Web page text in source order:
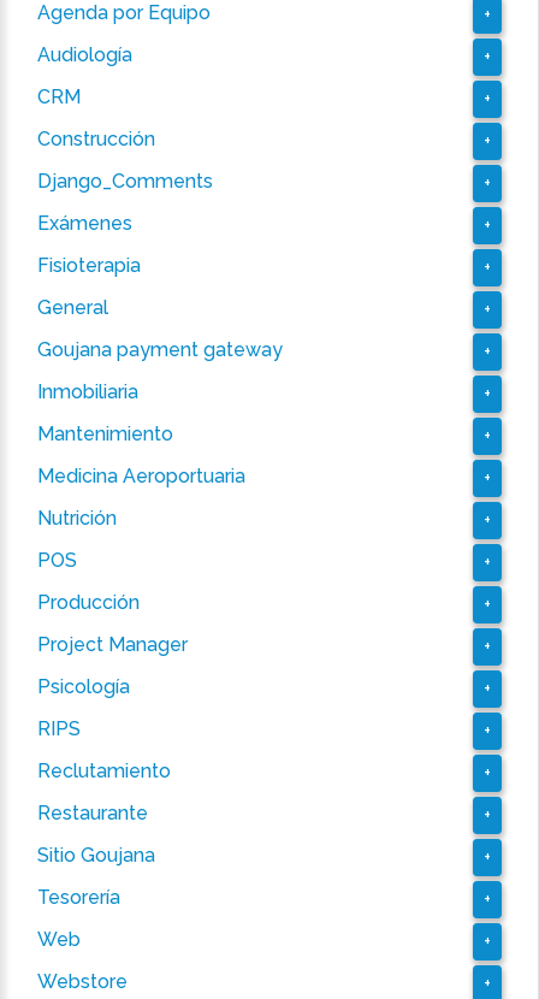
Agenda por Equipo +
Audiología +
CRM +
Construcción +
Django_Comments +
Exámenes +
Fisioterapia +
General +
Goujana payment gateway +
Inmobiliaria +
Mantenimiento +
Medicina Aeroportuaria +
Nutrición +
POS +
Producción +
Project Manager +
Psicología +
RIPS +
Reclutamiento +
Restaurante +
Sitio Goujana +
Tesorería +
Web +
Webstore +